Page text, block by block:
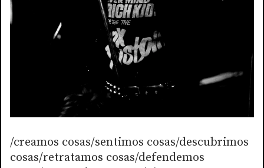
/creamos cosas/sentimos cosas/descubrimos
cosas/retratamos cosas/defendemos